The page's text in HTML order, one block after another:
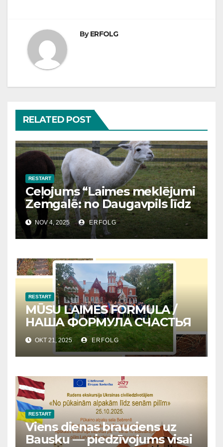
ByERFOLG
RELATED POST
RESTART
Ceļojums “Laimes meklējumi
Zemgalē: no Daugavpils līdz
Bauskai”
NOV 4, 2025 ERFOLG
RESTART
MŪSU LAIMES FORMULA /
НАША ФОРМУЛА СЧАСТЬЯ
OKT 21, 2025 ERFOLG
RESTART
Viens dienas brauciens uz
Bausku — piedzīvojums visai